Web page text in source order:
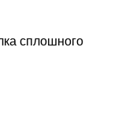
сплошного